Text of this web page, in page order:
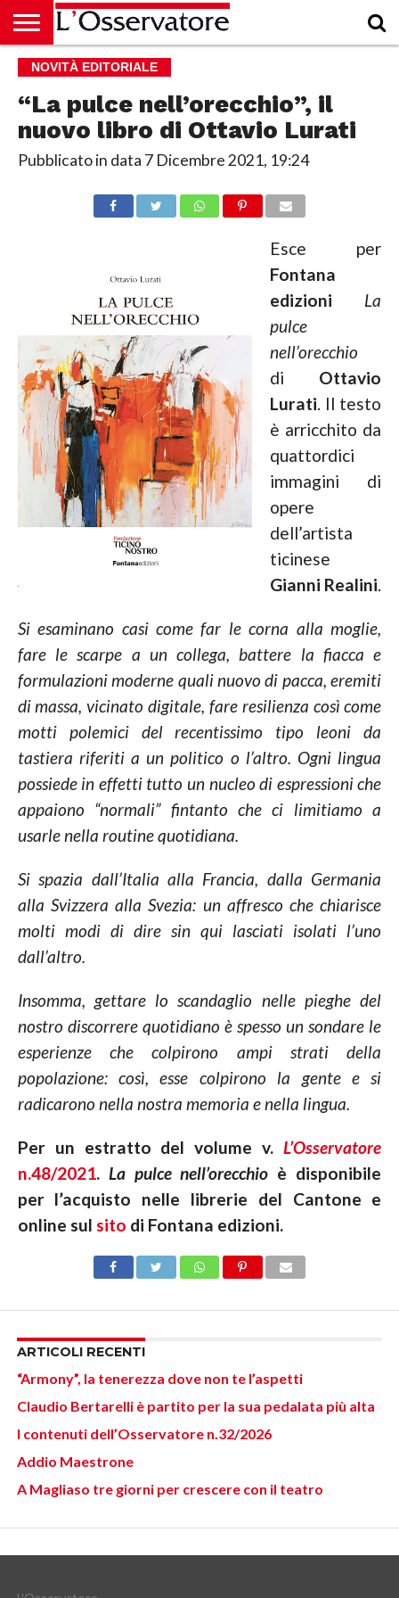
HOME
CULTURA
ECONOMIA
RUBRICHE
ARCHIVIO
PODCAST
ABBONAMENTO
CHI
ACCEDI
NOVITÀ EDITORIALE
“La pulce nell’orecchio”, il
nuovo libro di Ottavio Lurati
Pubblicato in data 7 Dicembre 2021, 19:24
Esce per
Fontana
edizioni
La
pulce
nell’orecchio
di Ottavio
Lurati. Il testo
è arricchito da
quattordici
immagini di
opere
dell’artista
ticinese
Gianni Realini.
Si esaminano casi come far le corna alla moglie,
fare le scarpe a un collega, battere la fiacca e
formulazioni moderne quali nuovo di pacca, eremiti
di massa, vicinato digitale, fare resilienza così come
motti polemici del recentissimo tipo leoni da
tastiera riferiti a un politico o l’altro. Ogni lingua
possiede in effetti tutto un nucleo di espressioni che
appaiono “normali” fintanto che ci limitiamo a
usarle nella routine quotidiana.
Si spazia dall’Italia alla Francia, dalla Germania
alla Svizzera alla Svezia: un affresco che chiarisce
molti modi di dire sin qui lasciati isolati l’uno
dall’altro.
Insomma, gettare lo scandaglio nelle pieghe del
nostro discorrere quotidiano è spesso un sondare le
esperienze che colpirono ampi strati della
popolazione: così, esse colpirono la gente e si
radicarono nella nostra memoria e nella lingua.
Per un estratto del volume v.L’Osservatore
n.48/2021. La pulce nell’orecchio è disponibile
per l’acquisto nelle librerie del Cantone e
online sul sito di Fontana edizioni.
ARTICOLI RECENTI
“Armony”, la tenerezza dove non te l’aspetti
Claudio Bertarelli è partito per la sua pedalata più alta
I contenuti dell’Osservatore n.32/2026
Addio Maestrone
A Magliaso tre giorni per crescere con il teatro